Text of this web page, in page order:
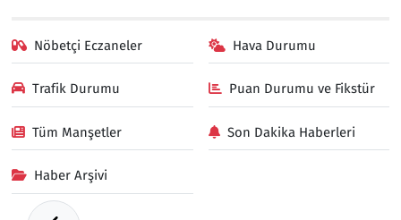
Nöbetçi Eczaneler Hava Durumu
Trafik Durumu Puan Durumu ve Fikstür
Tüm Manşetler Son Dakika Haberleri
Haber Arşivi